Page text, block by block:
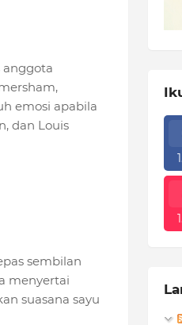
anggota
emosi apabila
dan Louis
sembilan
menyertai
suasana sayu